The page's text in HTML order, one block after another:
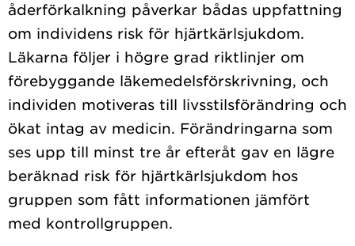
åderförkalkning påverkar bådas uppfattning
om individens risk för hjärtkärlsjukdom.
Läkarna följer i högre grad riktlinjer om
förebyggande läkemedelsförskrivning, och
individen motiveras till livsstilsförändring och
ökat intag av medicin. Förändringarna som
ses upp till minst tre år efteråt gav en lägre
beräknad risk för hjärtkärlsjukdom hos
gruppen som fått informationen jämfört